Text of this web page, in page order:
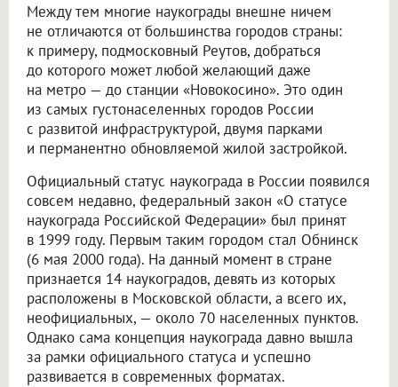
Между тем многие наукограды внешне ничем
не отличаются от большинства городов страны:
к примеру, подмосковный Реутов, добраться
до которого может любой желающий даже
на метро — до станции «Новокосино». Это один
из самых густонаселенных городов России
с развитой инфраструктурой, двумя парками
и перманентно обновляемой жилой застройкой.
Официальный статус наукограда в России появился
совсем недавно, федеральный закон «О статусе
наукограда Российской Федерации» был принят
в 1999 году. Первым таким городом стал Обнинск
(6 мая 2000 года). На данный момент в стране
признается 14 наукоградов, девять из которых
расположены в Московской области, а всего их,
неофициальных, — около 70 населенных пунктов.
Однако сама концепция наукограда давно вышла
за рамки официального статуса и успешно
развивается в современных форматах.